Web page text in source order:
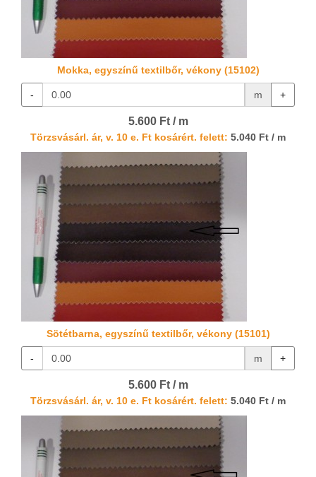
Mokka, egyszínű textilbőr, vékony (15102)
- m +
5.600 Ft / m
Törzsvásárl. ár, v. 10 e. Ft kosárért. felett: 5.040 Ft / m
Sötétbarna, egyszínű textilbőr, vékony (15101)
- m +
5.600 Ft / m
Törzsvásárl. ár, v. 10 e. Ft kosárért. felett: 5.040 Ft / m